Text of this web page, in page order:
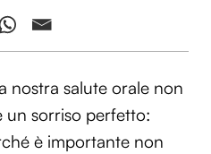
nostra salute orale non
un sorriso perfetto:
è importante non